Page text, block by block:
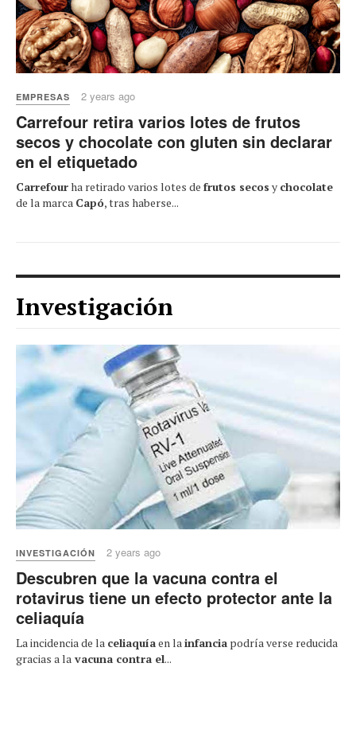
EMPRESAS 2 years ago
Carrefour retira varios lotes de frutos
secos y chocolate con gluten sin declarar
en el etiquetado
Carrefourha retirado varios lotes de frutos secos y chocolate
de la marca Capó, tras haberse...
Investigación
INVESTIGACIÓN 2 years ago
Descubren que la vacuna contra el
rotavirus tiene un efecto protector ante la
celiaquía
La incidencia de la celiaquíaen lainfancia podría verse reducida
gracias a la vacuna contra el...